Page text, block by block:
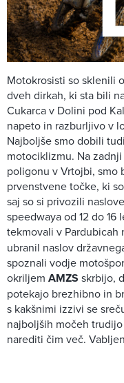
Motokrosisti so sklenili
dveh dirkah, ki sta bili
Cukarca v Dolini pod
napeto in razburljivo v
Najboljše smo dobili
motociklizmu. Na
poligonu v Vrtojbi, smo
prvenstvene točke, ki
saj so si privozili
speedwaya od 12 do
tekmovali v Pardubicah
ubranil naslov
spoznali vodje
okriljem AMZS skrbijo,
potekajo brezhibno in
s kakšnimi izzivi se
najboljših močeh
narediti čim več.